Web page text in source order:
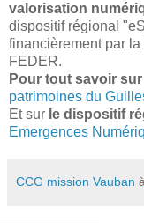
valorisation
dispositif régional
financièrement par
FEDER.
Pour tout savoir
patrimoines du
Et sur le dispositif
Emergences
CCG mission Vauban à